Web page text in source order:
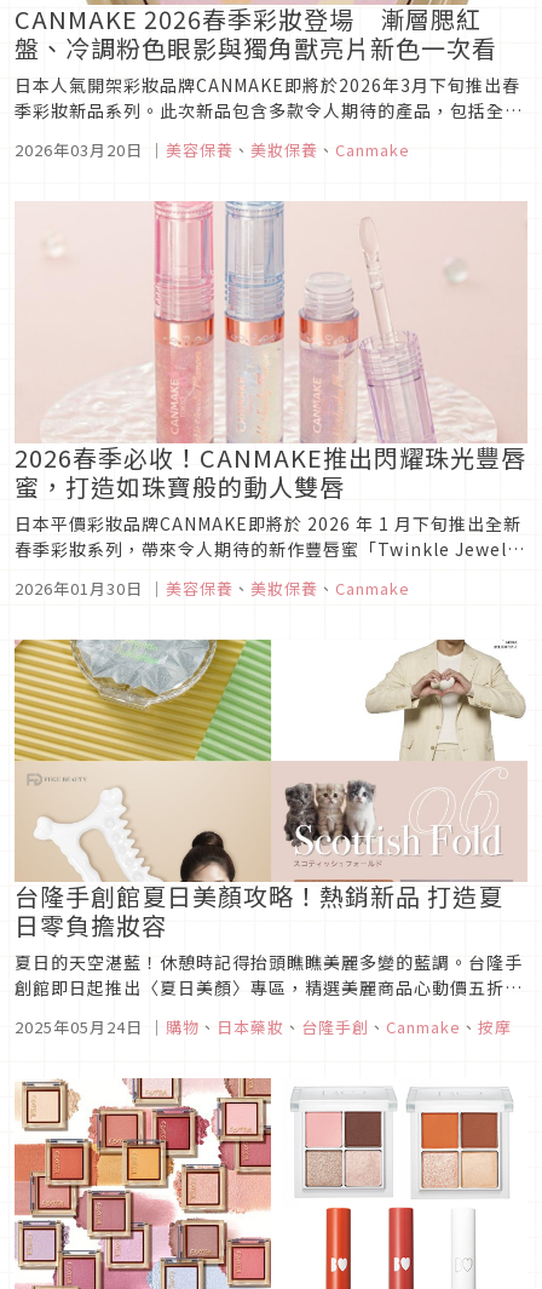
CANMAKE 2026春季彩妝登場 漸層腮紅
盤、冷調粉色眼影與獨角獸亮片新色一次看
日本人氣開架彩妝品牌CANMAKE即將於2026年3月下旬推出春
季彩妝新品系列。此次新品包含多款令人期待的產品，包括全新
看看有哪些值得入手的新品吧！
2026年03月20日 ｜ 美容保養 、 美妝保養 、 Canmake
2026春季必收！CANMAKE推出閃耀珠光豐唇
蜜，打造如珠寶般的動人雙唇
日本平價彩妝品牌CANMAKE即將於 2026 年 1 月下旬推出全新
春季彩妝系列，帶來令人期待的新作豐唇蜜「Twinkle Jewelry
品，將為你打造如同戴上珠寶般璀璨奪目的雙唇。
2026年01月30日 ｜ 美容保養 、 美妝保養 、 Canmake
台隆手創館夏日美顏攻略！熱銷新品 打造夏
日零負擔妝容
夏日的天空湛藍！休憩時記得抬頭瞧瞧美麗多變的藍調。台隆手
創館即日起推出〈夏日美顏〉專區，精選美麗商品心動價五折起
關鍵，手創館防曬專區多款日本熱銷NO.1的噴霧，商品上直接
炙熱。
2025年05月24日 ｜ 購物 、 日本藥妝 、 台隆手創 、 Canmake 、 按摩